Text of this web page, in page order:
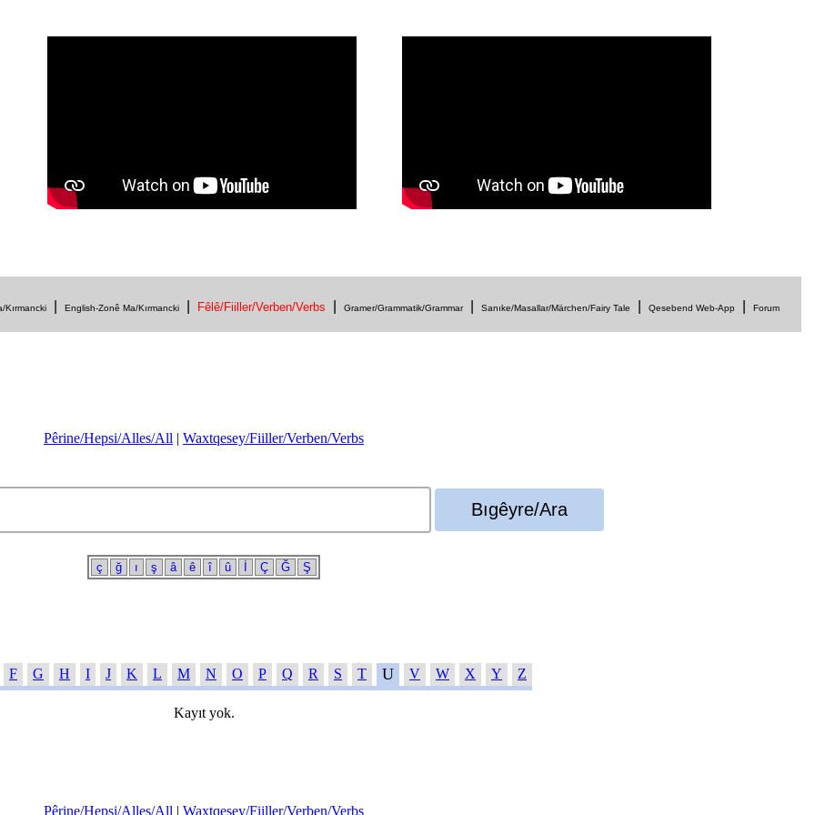
Kırmancki English-Zonê Ma/Kırmancki Fêlê/Fiiller/Verben/Verbs Gramer/Grammatik/Grammar| Sanıke/Masallar/Märchen/Fairy Tale Qesebend Web-App Forum
Pêrine/Hepsi/Alles/All | Waxtqesey/Fiiller/Verben/Verbs
ç ğ ı ş â ê î û Ç Ğ Ş
F G H I J K L M N O P Q R S T U V W X Y Z
Kayıt yok.
Pêrine/Hepsi/Alles/All | Waxtqesey/Fiiller/Verben/Verbs